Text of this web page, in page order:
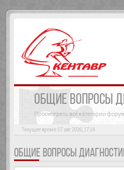
ОБЩИЕ ВОПРОСЫ
Просмотреть все категории
Текущее время: 07 авг 2026, 17:14
ОБЩИЕ ВОПРОСЫ